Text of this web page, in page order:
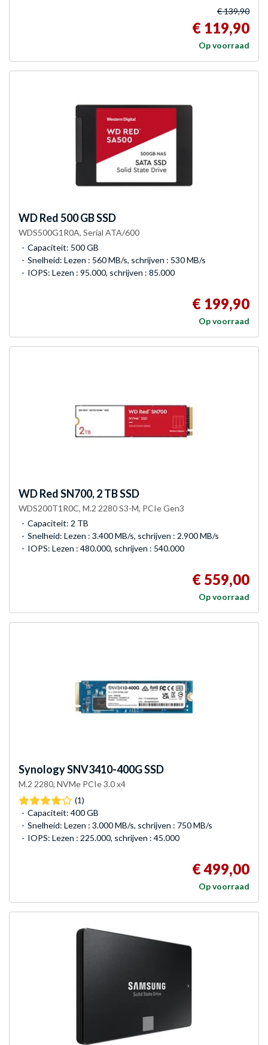
€ 139,90
€ 119,90
Op voorraad
WDRed 500 GB SSD
WDS500G1R0A, Serial ATA/600
Capaciteit: 500 GB
Snelheid: Lezen : 560 MB/s, schrijven : 530 MB/s
IOPS: Lezen : 95.000, schrijven : 85.000
€ 199,90
Op voorraad
WDRed SN700, 2 TB SSD
WDS200T1R0C, M.2 2280 S3-M, PCIe Gen3
Capaciteit: 2 TB
Snelheid: Lezen : 3.400 MB/s, schrijven : 2.900 MB/s
IOPS: Lezen : 480.000, schrijven : 540.000
€ 559,00
Op voorraad
SynologySNV3410-400G SSD
M.2 2280, NVMe PCIe 3.0 x4
(1)
Capaciteit: 400 GB
Snelheid: Lezen : 3.000 MB/s, schrijven : 750 MB/s
IOPS: Lezen : 225.000, schrijven : 45.000
€ 499,00
Op voorraad